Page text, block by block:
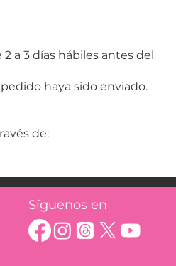
a 3 días hábiles antes del
haya sido enviado.
de:
Síguenos en